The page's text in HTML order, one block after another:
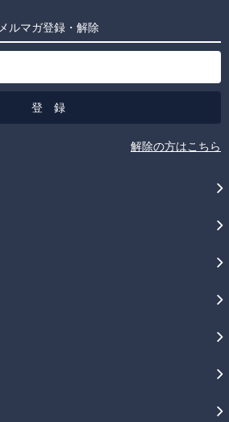
メルマガ登録・解除
解除の方はこちら